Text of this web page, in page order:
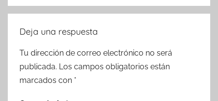
Deja una respuesta
Tu dirección de correo electrónico no será
publicada. Los campos obligatorios están
marcados con *